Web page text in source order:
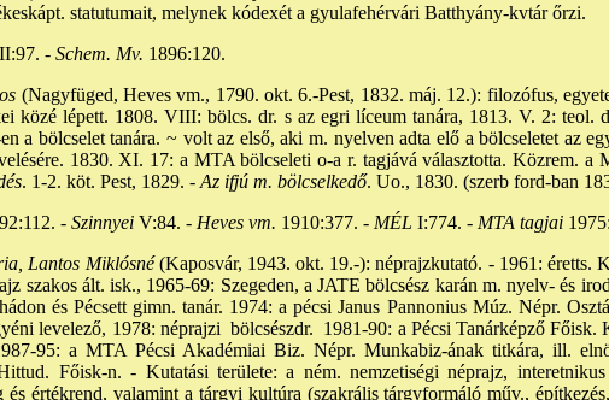
statutumait, melynek kódexét a gyulafehérvári Batthyány-kvtár őrzi.
II:97. - Schem. Mv. 1896:120.
(Nagyfüged, Heves vm., 1790. okt. 6.-Pest, 1832. máj. 12.): filozófus,
közé lépett. 1808. VIII: bölcs. dr. s az egri líceum tanára, 1813. V. 2:
a bölcselet tanára. ~ volt az első, aki m. nyelven adta elő a bölcseletet az
1830. XI. 17: a MTA bölcseleti o-a r. tagjává választotta. Közrem. a
. 1-2. köt. Pest, 1829. - Az ifjú m. bölcselkedő. Uo., 1830. (szerb ford-ban
- Szinnyei V:84. - Heves vm. 1910:377. - MÉL I:774. - MTA tagjai
Lantos Miklósné(Kaposvár, 1943. okt. 19.-): néprajzkutató. - 1961: éretts.
szakos ált. isk., 1965-69: Szegeden, a JATE bölcsész karán m. nyelv- és
és Pécsett gimn. tanár. 1974: a pécsi Janus Pannonius Múz. Népr.
levelező, 1978: néprajzi bölcsészdr. 1981-90: a Pécsi Tanárképző Főisk.
95: a MTA Pécsi Akadémiai Biz. Népr. Munkabiz-ának titkára, ill.
Főisk-n. - Kutatási területe: a ném. nemzetiségi néprajz,
és értékrend, valamint a tárgyi kultúra (szakrális tárgyformáló műv.,